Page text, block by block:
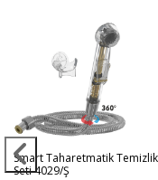
Smart Taharetmatik Temizlik
Seti 4029/Ş